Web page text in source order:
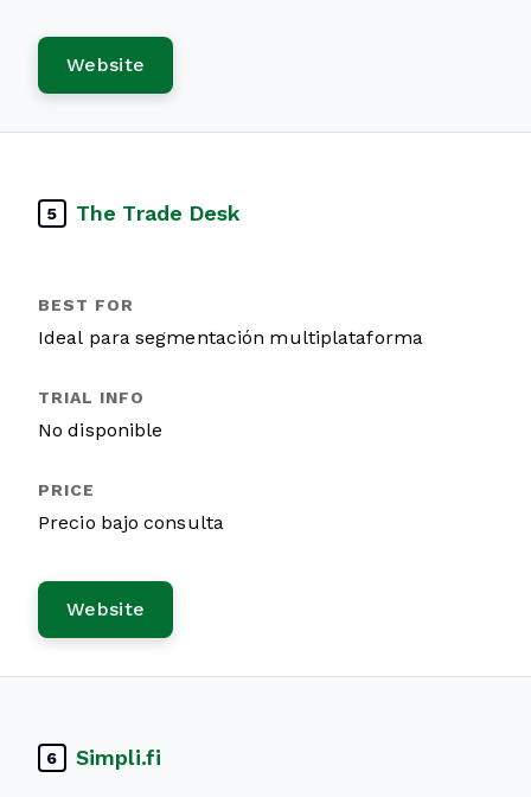
Website
5 The Trade Desk
Ideal para segmentación multiplataforma
No disponible
Precio bajo consulta
Website
6 Simpli.fi